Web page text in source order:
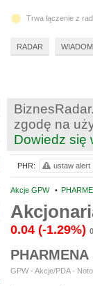
zgodę na
Dowiedz się
Akcje GPW •
0.04 (-1.29%)
GPW - Akcje/PDA -
PHR: ustaw alert
34
Trwa łączenie z
RADAR